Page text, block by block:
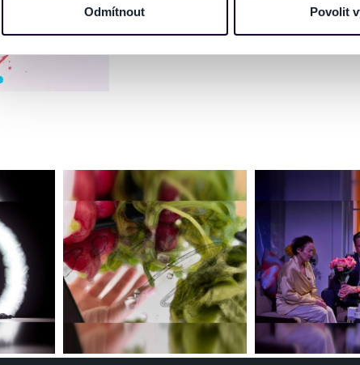
osobní údaje. Získané informace používáme např. k analýze
Jaké typy cookies používáme, naleznete níže. Možnosti
můžete kdykoliv změnit v zápatí stránky v záložce „Cookies a
Odmítnout Povolit